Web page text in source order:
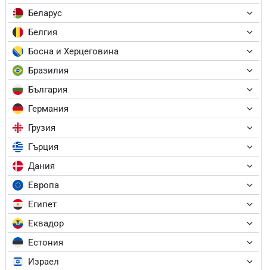
Беларус
Белгия
Босна и Херцеговина
Бразилия
България
Германия
Грузия
Гърция
Дания
Европа
Египет
Еквадор
Естония
Израел